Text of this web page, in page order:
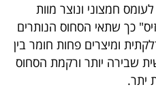
חמצוני ונוצר מוות
כך שתאי הסחוס הנותרים
ומיצרים פחות חומר בין
שבירה יותר ורקמת הסחוס
יתר.